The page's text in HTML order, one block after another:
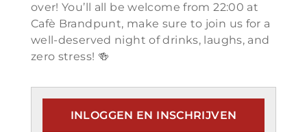
over! You’ll all be welcome from 22:00 at
Cafè Brandpunt, make sure to join us for a
well-deserved night of drinks, laughs, and
zero stress! 🍻
INLOGGEN EN INSCHRIJVEN